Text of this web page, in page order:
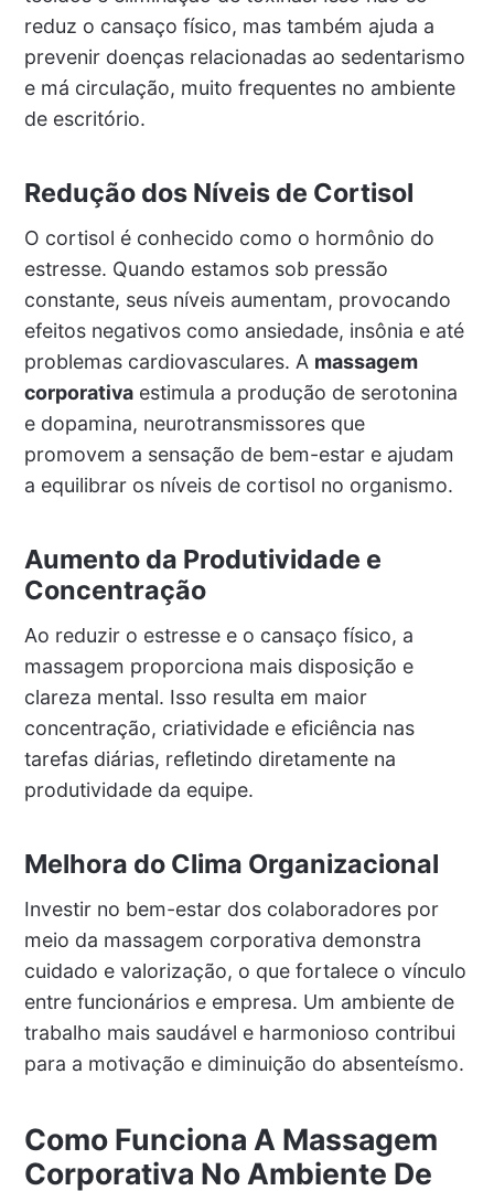
reduz o cansaço físico, mas também ajuda a
prevenir doenças relacionadas ao sedentarismo
e má circulação, muito frequentes no ambiente
de escritório.
Redução dos Níveis de Cortisol
O cortisol é conhecido como o hormônio do
estresse. Quando estamos sob pressão
constante, seus níveis aumentam, provocando
efeitos negativos como ansiedade, insônia e até
problemas cardiovasculares. A massagem
corporativaestimula a produção de serotonina
e dopamina, neurotransmissores que
promovem a sensação de bem-estar e ajudam
a equilibrar os níveis de cortisol no organismo.
Aumento da Produtividade e
Concentração
Ao reduzir o estresse e o cansaço físico, a
massagem proporciona mais disposição e
clareza mental. Isso resulta em maior
concentração, criatividade e eficiência nas
tarefas diárias, refletindo diretamente na
produtividade da equipe.
Melhora do Clima Organizacional
Investir no bem-estar dos colaboradores por
meio da massagem corporativa demonstra
cuidado e valorização, o que fortalece o vínculo
entre funcionários e empresa. Um ambiente de
trabalho mais saudável e harmonioso contribui
para a motivação e diminuição do absenteísmo.
Como Funciona A Massagem
Corporativa No Ambiente De